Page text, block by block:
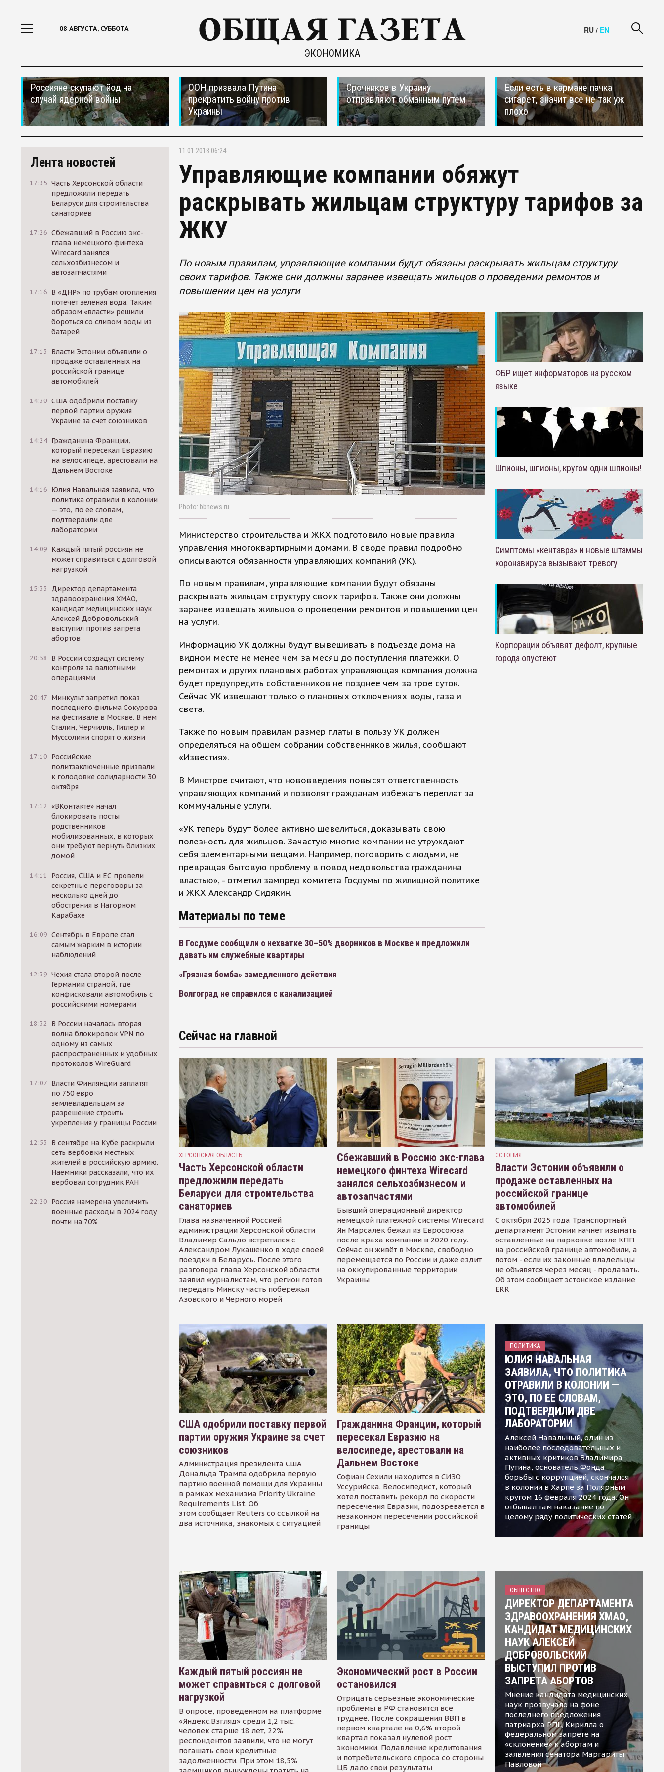
08 АВГУСТА, СУББОТА
ЭКОНОМИКА
RU / EN
Россияне скупают йод на
случай ядерной войны
ООН призвала Путина
прекратить войну против
Украины
Срочников в Украину
отправляют обманным путем
Если есть в кармане пачка
сигарет, значит все не так уж
плохо
Лента новостей
17:35 Часть Херсонской области
предложили передать
Беларуси для строительства
санаториев
17:26 Сбежавший в Россию экс-
глава немецкого финтеха
Wirecard занялся
сельхозбизнесом и
автозапчастями
17:16 В «ДНР» по трубам отопления
потечет зеленая вода. Таким
образом «власти» решили
бороться со сливом воды из
батарей
17:13
Власти Эстонии объявили о
продаже оставленных на
российской границе
автомобилей
14:30 США одобрили поставку
первой партии оружия
Украине за счет союзников
14:24 Гражданина Франции,
который пересекал Евразию
на велосипеде, арестовали на
Дальнем Востоке
14:16 Юлия Навальная заявила, что
политика отравили в колонии
— это, по ее словам,
подтвердили две
лаборатории
14:09 Каждый пятый россиян не
может справиться с долговой
нагрузкой
15:33
Директор департамента
здравоохранения ХМАО,
кандидат медицинских наук
Алексей Добровольский
выступил против запрета
абортов
20:58
В России создадут систему
контроля за валютными
операциями
20:47 Минкульт запретил показ
последнего фильма Сокурова
на фестивале в Москве. В нем
Сталин, Черчилль, Гитлер и
Муссолини спорят о жизни
17:10 Российские
политзаключенные призвали
к голодовке солидарности 30
октября
17:12 «ВКонтакте» начал
блокировать посты
родственников
мобилизованных, в которых
они требуют вернуть близких
домой
14:11
Россия, США и ЕС провели
секретные переговоры за
несколько дней до
обострения в Нагорном
Карабахе
16:09 Сентябрь в Европе стал
самым жарким в истории
наблюдений
12:39 Чехия стала второй после
Германии страной, где
конфисковали автомобиль с
российскими номерами
18:32
В России началась вторая
волна блокировок VPN по
одному из самых
распространенных и удобных
протоколов WireGuard
17:07 Власти Финляндии заплатят
по 750 евро
землевладельцам за
разрешение строить
укрепления у границы России
12:53
В сентябре на Кубе раскрыли
сеть вербовки местных
жителей в российскую армию.
Наемники рассказали, что их
вербовал сотрудник РАН
22:20 Россия намерена увеличить
военные расходы в 2024 году
почти на 70%
11.01.2018 06:24
Управляющие компании обяжут
раскрывать жильцам структуру тарифов за
ЖКУ
По новым правилам, управляющие компании будут обязаны раскрывать жильцам структуру
своих тарифов. Также они должны заранее извещать жильцов о проведении ремонтов и
повышении цен на услуги
Photo: bbnews.ru
Министерство строительства и ЖКХ подготовило новые правила
управления многоквартирными домами. В своде правил подробно
описываются обязанности управляющих компаний (УК).
По новым правилам, управляющие компании будут обязаны
раскрывать жильцам структуру своих тарифов. Также они должны
заранее извещать жильцов о проведении ремонтов и повышении цен
на услуги.
Информацию УК должны будут вывешивать в подъезде дома на
видном месте не менее чем за месяц до поступления платежки. О
ремонтах и других плановых работах управляющая компания должна
будет предупредить собственников не позднее чем за трое суток.
Сейчас УК извещают только о плановых отключениях воды, газа и
света.
Также по новым правилам размер платы в пользу УК должен
определяться на общем собрании собственников жилья, сообщают
«Известия».
В Минстрое считают, что нововведения повысят ответственность
управляющих компаний и позволят гражданам избежать переплат за
коммунальные услуги.
«УК теперь будут более активно шевелиться, доказывать свою
полезность для жильцов. Зачастую многие компании не утруждают
себя элементарными вещами. Например, поговорить с людьми, не
превращая бытовую проблему в повод недовольства гражданина
властью», - отметил зампред комитета Госдумы по жилищной политике
и ЖКХ Александр Сидякин.
Материалы по теме
В Госдуме сообщили о нехватке 30–50% дворников в Москве и предложили
давать им служебные квартиры
«Грязная бомба» замедленного действия
Волгоград не справился с канализацией
ФБР ищет информаторов на русском
языке
Шпионы, шпионы, кругом одни шпионы!
Симптомы «кентавра» и новые штаммы
коронавируса вызывают тревогу
Корпорации объявят дефолт, крупные
города опустеют
Сейчас на главной
ХЕРСОНСКАЯ ОБЛАСТЬ
Часть Херсонской области
предложили передать
Беларуси для строительства
санаториев
Глава назначенной Россией
администрации Херсонской области
Владимир Сальдо встретился с
Александром Лукашенко в ходе своей
поездки в Беларусь. После этого
разговора глава Херсонской области
заявил журналистам, что регион готов
передать Минску часть побережья
Азовского и Черного морей
Сбежавший в Россию экс-глава
немецкого финтеха Wirecard
занялся сельхозбизнесом и
автозапчастями
Бывший операционный директор
немецкой платёжной системы Wirecard
Ян Марсалек бежал из Евросоюза
после краха компании в 2020 году.
Сейчас он живёт в Москве, свободно
перемещается по России и даже ездит
на оккупированные территории
Украины
ЭСТОНИЯ
Власти Эстонии объявили о
продаже оставленных на
российской границе
автомобилей
С октября 2025 года Транспортный
департамент Эстонии начнет изымать
оставленные на парковке возле КПП
на российской границе автомобили, а
потом - если их законные владельцы
не объявятся через месяц - продавать.
Об этом сообщает эстонское издание
ERR
США одобрили поставку первой
партии оружия Украине за счет
союзников
Администрация президента США
Дональда Трампа одобрила первую
партию военной помощи для Украины
в рамках механизма Priority Ukraine
Requirements List. Об
этом сообщает Reuters со ссылкой на
два источника, знакомых с ситуацией
Гражданина Франции, который
пересекал Евразию на
велосипеде, арестовали на
Дальнем Востоке
Софиан Сехили находится в СИЗО
Уссурийска. Велосипедист, который
хотел поставить рекорд по скорости
пересечения Евразии, подозревается в
незаконном пересечении российской
границы
ПОЛИТИКА
ЮЛИЯ НАВАЛЬНАЯ
ЗАЯВИЛА, ЧТО ПОЛИТИКА
ОТРАВИЛИ В КОЛОНИИ —
ЭТО, ПО ЕЕ СЛОВАМ,
ПОДТВЕРДИЛИ ДВЕ
ЛАБОРАТОРИИ
Алексей Навальный, один из
наиболее последовательных и
активных критиков Владимира
Путина, основатель Фонда
борьбы с коррупцией, скончался
в колонии в Харпе за Полярным
кругом 16 февраля 2024 года. Он
отбывал там наказание по
целому ряду политических статей
Каждый пятый россиян не
может справиться с долговой
нагрузкой
В опросе, проведенном на платформе
«Яндекс.Взгляд» среди 1,2 тыс.
человек старше 18 лет, 22%
респондентов заявили, что не могут
погашать свои кредитные
задолженности. При этом 18,5%
Экономический рост в России
остановился
Отрицать серьезные экономические
проблемы в РФ становится все
труднее. После сокращения ВВП в
первом квартале на 0,6% второй
квартал показал нулевой рост
экономики. Подавление кредитования
и потребительского спроса со стороны
ЦБ дало свои результаты
ОБЩЕСТВО
ДИРЕКТОР ДЕПАРТАМЕНТА
ЗДРАВООХРАНЕНИЯ ХМАО,
КАНДИДАТ МЕДИЦИНСКИХ
НАУК АЛЕКСЕЙ
ДОБРОВОЛЬСКИЙ
ВЫСТУПИЛ ПРОТИВ
ЗАПРЕТА АБОРТОВ
Мнение кандидата медицинских
наук прозвучало на фоне
последнего предложения
патриарха РПЦ Кирилла о
федеральном запрете на
«склонение» к абортам и
заявления сенатора Маргариты
Павловой